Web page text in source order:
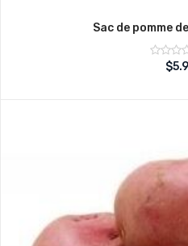
Sac de pomme
Note
sur
$